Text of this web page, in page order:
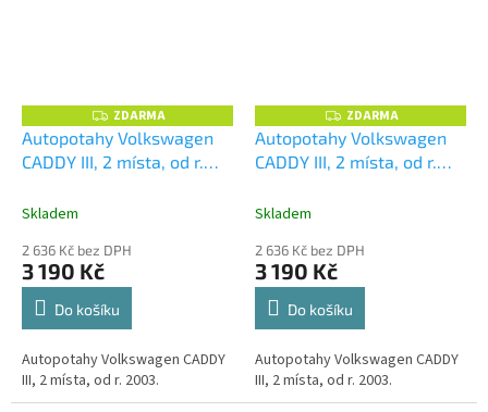
Z
D
A
R
ZDARMA
Autopotahy Volkswagen
CADDY III, 2 místa, od r.
PREMIUM, žakar avio
mikrovlákna velká Smart
Microfiber zdarma v
hodnotě 299,-Kč
Skladem
2 636 Kč bez DPH
3 190 Kč
Do košíku
Autopotahy Volkswagen CADDY
III, 2 místa, od r. 2003.
Z
D
A
R
ZDARMA
Autopotahy Volkswagen
CADDY III, 2 místa, od r.
PREMIUM, žakar modrý
mikrovlákna velká Smart
Microfiber zdarma v
hodnotě 299,-Kč
Skladem
2 636 Kč bez DPH
3 190 Kč
Do košíku
Autopotahy Volkswagen CADDY
III, 2 místa, od r. 2003.